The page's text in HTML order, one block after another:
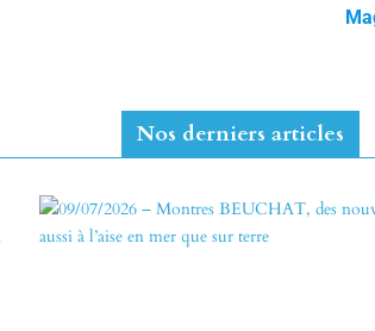
Nos derniers articles